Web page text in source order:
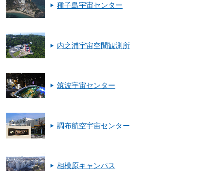
種子島宇宙センター
内之浦宇宙空間観測所
筑波宇宙センター
調布航空宇宙センター
相模原キャンパス